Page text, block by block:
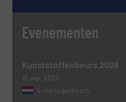
Bericht
Evenementen
Kunststoffenbeurs 2026
16 sep, 2026
’s-Hertogenbosch